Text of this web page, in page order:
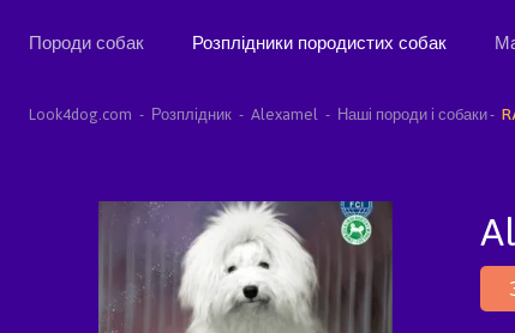
Породи собак Розплідники породистих собак
Look4dog.com Розплідник Alexamel Наші породи і собаки